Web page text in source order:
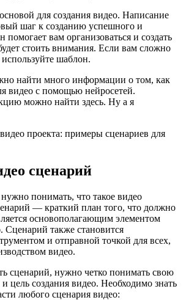
для создания видео. Написание
шаг к созданию успешного и
вам организоваться и создать
стоить внимания. Если вам сложно
шаблон.
найти много информации о том, как
видео с помощью нейросетей.
можно найти здесь. Ну а я
сценарий
понимать, что такое видео
— краткий план того, что должно
основополагающим элементом
Сценарий также становится
и отправной точкой для всех,
видео.
сценарий, нужно четко понимать свою
цель создания видео. Необходимо знать
любого сценария видео: